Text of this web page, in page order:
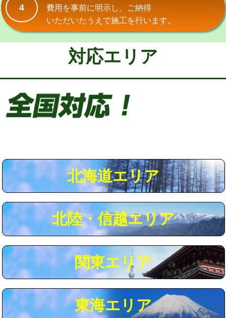
給水管工事※（支持金具設置) 5,500円
給水管工事※（保温材使用（バンド止
め込み）)
5,500円
給水管工事※（土の掘削・埋め戻し作
11,000円
給水管工事※（塩ビ管（VP・HI）使
用/3ｍまで)
給水管工事※（ライニング鋼管・銅
管・ポリ管・HT管使用/3ｍまで)
44,000円
給水管工事※（ライニング鋼管・銅
+8,800円
マス交換（土の掘削・埋め戻し作業） 11,000円~
マス交換（深さ50㎝以上） 66,000円
コンクリート斫り（厚さ10㎝まで） 27,500円
コンクリート斫り（厚さ10㎝超え） 38,500円
4
費用を事前に明示し、ご納得
いただいたうえで施工を行います。
対応エリア
北海道エリア
北陸・信越エリア
関東エリア
東海エリア